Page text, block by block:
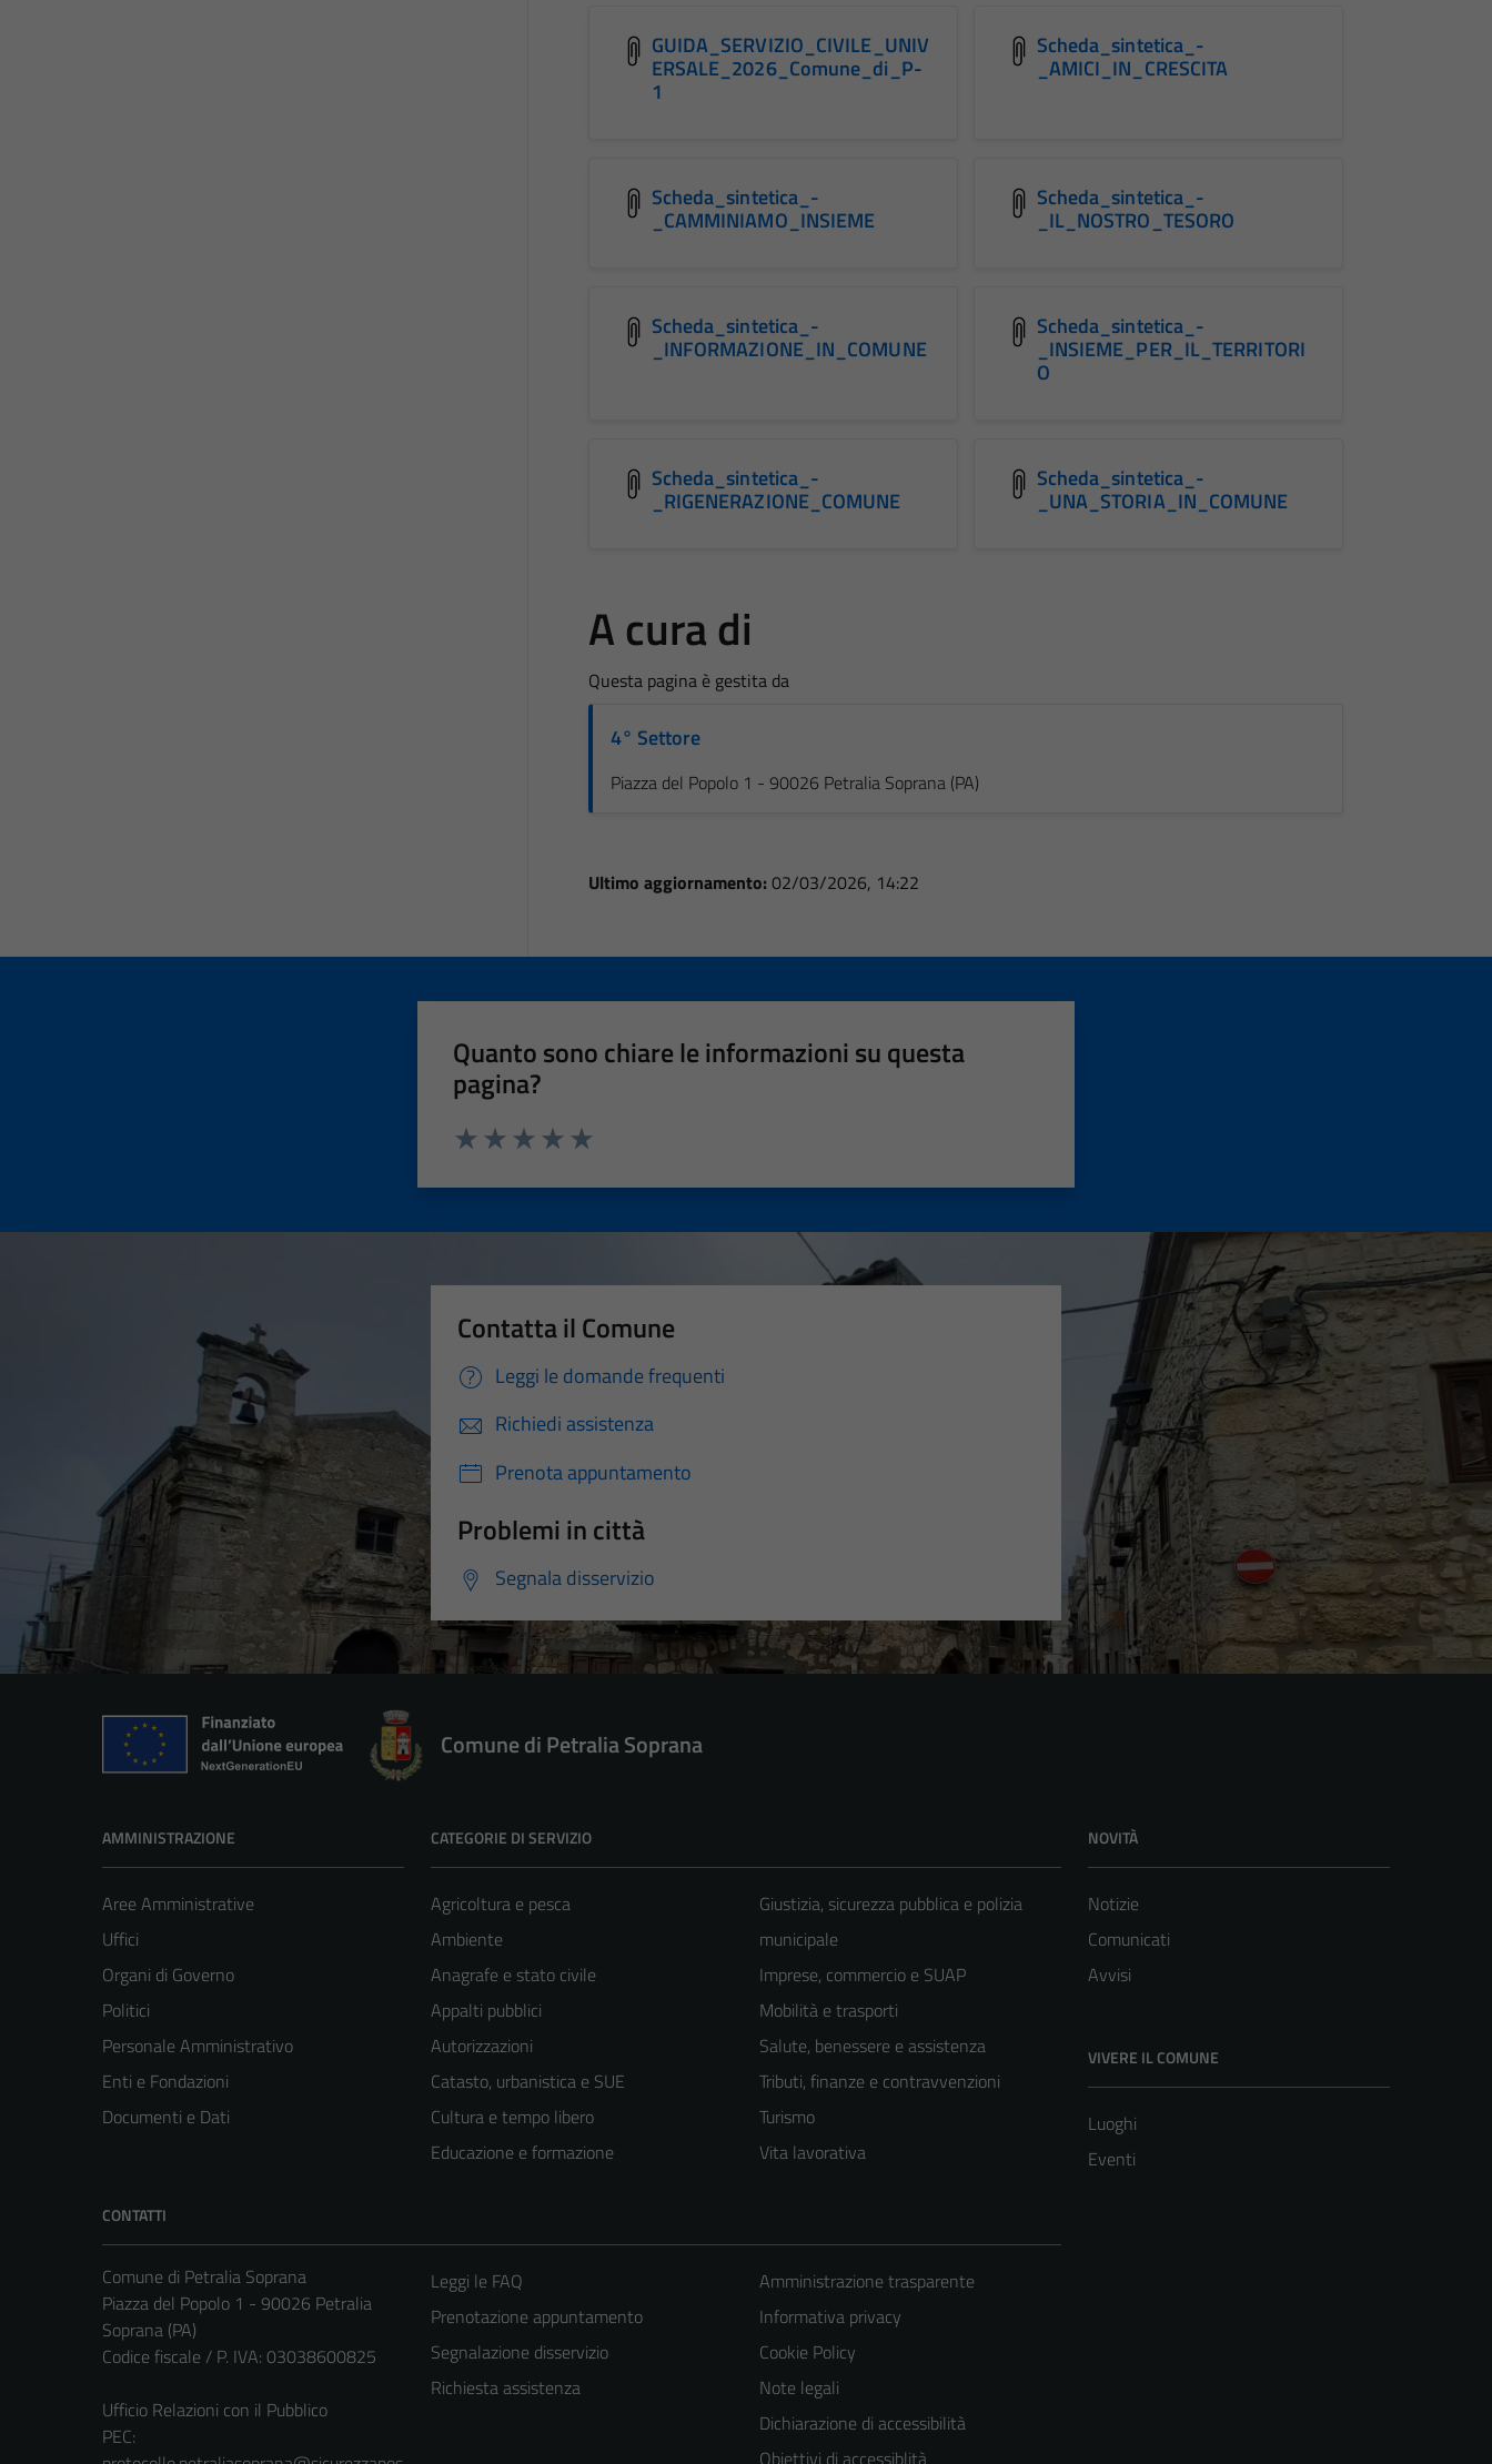
GUIDA_SERVIZIO_CIVILE_UNIV
ERSALE_2026_Comune_di_P-
1
Scheda_sintetica_-
_AMICI_IN_CRESCITA
Scheda_sintetica_-
_CAMMINIAMO_INSIEME
Scheda_sintetica_-
_IL_NOSTRO_TESORO
Scheda_sintetica_-
_INFORMAZIONE_IN_COMUNE
Scheda_sintetica_-
_INSIEME_PER_IL_TERRITORI
O
Scheda_sintetica_-
_RIGENERAZIONE_COMUNE
Scheda_sintetica_-
_UNA_STORIA_IN_COMUNE
A cura di
Questa pagina è gestita da
4° Settore
Piazza del Popolo 1 - 90026 Petralia Soprana (PA)
Ultimo aggiornamento: 02/03/2026, 14:22
Quanto sono chiare le informazioni su questa
pagina?
Contatta il Comune
Leggi le domande frequenti
Richiedi assistenza
Prenota appuntamento
Problemi in città
Segnala disservizio
Comune di Petralia Soprana
AMMINISTRAZIONE
Aree Amministrative
Uffici
Organi di Governo
Politici
Personale Amministrativo
Enti e Fondazioni
Documenti e Dati
CATEGORIE DI SERVIZIO
Agricoltura e pesca
Ambiente
Anagrafe e stato civile
Appalti pubblici
Autorizzazioni
Catasto, urbanistica e SUE
Cultura e tempo libero
Educazione e formazione
Giustizia, sicurezza pubblica e polizia
municipale
Imprese, commercio e SUAP
Mobilità e trasporti
Salute, benessere e assistenza
Tributi, finanze e contravvenzioni
Turismo
Vita lavorativa
NOVITÀ
Notizie
Comunicati
Avvisi
VIVERE IL COMUNE
Luoghi
Eventi
CONTATTI
Comune di Petralia Soprana
Piazza del Popolo 1 - 90026 Petralia
Soprana (PA)
Codice fiscale / P. IVA: 03038600825
Ufficio Relazioni con il Pubblico
PEC:
Leggi le FAQ
Prenotazione appuntamento
Segnalazione disservizio
Richiesta assistenza
Amministrazione trasparente
Informativa privacy
Cookie Policy
Note legali
Dichiarazione di accessibilità
Obiettivi di accessiblità
Tecnici
Questi cookie
sono necessari